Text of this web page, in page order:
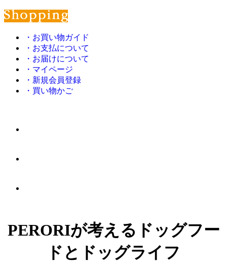
・お買い物ガイド
・お支払について
・お届けについて
・マイページ
・新規会員登録
・買い物かご
PERORIが考えるドッグフー
ドとドッグライフ